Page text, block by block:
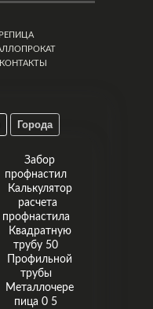
КОНТАКТЫ
Города
Забор
профнастил
Калькулятор
расчета
профнастила
Квадратную
трубу 50
Профильной
трубы
Металлочере
пица 0 5